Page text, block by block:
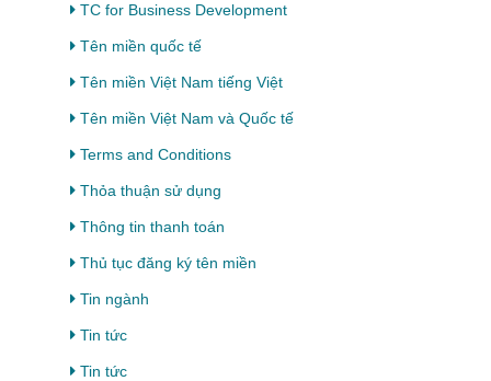
TC for Business Development
Tên miền quốc tế
Tên miền Việt Nam tiếng Việt
Tên miền Việt Nam và Quốc tế
Terms and Conditions
Thỏa thuận sử dụng
Thông tin thanh toán
Thủ tục đăng ký tên miền
Tin ngành
Tin tức
Tin tức